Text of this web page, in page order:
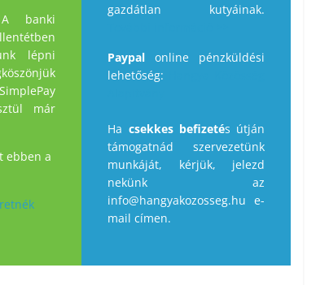
A banki
lépni
már
ebben a
gazdátlan kutyáinak.
Paypal online pénzküldési
lehetőség:
Ha csekkes befizetés útján
támogatnád szervezetünk
munkáját, kérjük, jelezd
nekünk az
info@hangyakozosseg.hu e-
mail címen.